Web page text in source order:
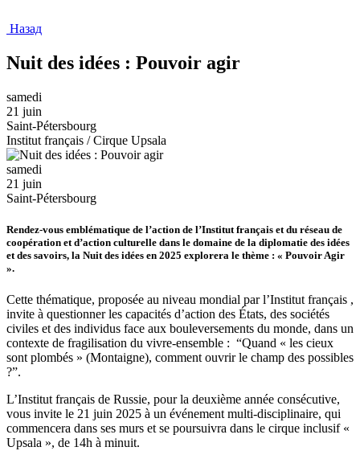
Назад
Nuit des idées : Pouvoir agir
samedi
21 juin
Saint-Pétersbourg
Institut français / Cirque Upsala
samedi
21 juin
Saint-Pétersbourg
Rendez-vous emblématique de l’action de l’Institut français et du réseau de
coopération et d’action culturelle dans le domaine de la diplomatie des idées
et des savoirs, la Nuit des idées en 2025 explorera le thème : « Pouvoir Agir
».
Cette thématique, proposée au niveau mondial par l’Institut français ,
invite à questionner les capacités d’action des États, des sociétés
civiles et des individus face aux bouleversements du monde, dans un
contexte de fragilisation du vivre-ensemble : “Quand « les cieux
sont plombés » (Montaigne), comment ouvrir le champ des possibles
?”.
L’Institut français de Russie, pour la deuxième année consécutive,
vous invite le 21 juin 2025 à un événement multi-disciplinaire, qui
commencera dans ses murs et se poursuivra dans le cirque inclusif «
Upsala », de 14h à minuit.